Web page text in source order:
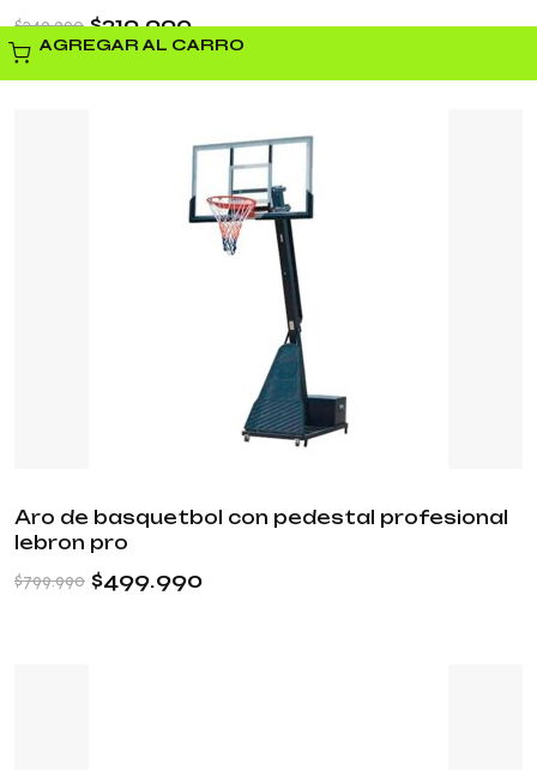
AGREGAR AL CARRO
$349.990 $219.990
Aro de basquetbol con pedestal profesional
lebron pro
$799.990 $499.990